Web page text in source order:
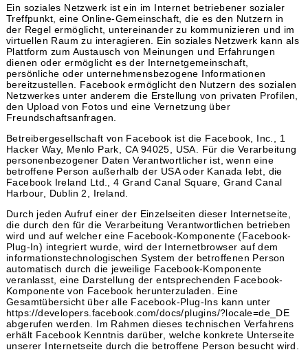
Ein soziales Netzwerk ist ein im Internet betriebener sozialer
Treffpunkt, eine Online-Gemeinschaft, die es den Nutzern in
der Regel ermöglicht, untereinander zu kommunizieren und im
virtuellen Raum zu interagieren. Ein soziales Netzwerk kann als
Plattform zum Austausch von Meinungen und Erfahrungen
dienen oder ermöglicht es der Internetgemeinschaft,
persönliche oder unternehmensbezogene Informationen
bereitzustellen. Facebook ermöglicht den Nutzern des sozialen
Netzwerkes unter anderem die Erstellung von privaten Profilen,
den Upload von Fotos und eine Vernetzung über
Freundschaftsanfragen.
Betreibergesellschaft von Facebook ist die Facebook, Inc., 1
Hacker Way, Menlo Park, CA 94025, USA. Für die Verarbeitung
personenbezogener Daten Verantwortlicher ist, wenn eine
betroffene Person außerhalb der USA oder Kanada lebt, die
Facebook Ireland Ltd., 4 Grand Canal Square, Grand Canal
Harbour, Dublin 2, Ireland.
Durch jeden Aufruf einer der Einzelseiten dieser Internetseite,
die durch den für die Verarbeitung Verantwortlichen betrieben
wird und auf welcher eine Facebook-Komponente (Facebook-
Plug-In) integriert wurde, wird der Internetbrowser auf dem
informationstechnologischen System der betroffenen Person
automatisch durch die jeweilige Facebook-Komponente
veranlasst, eine Darstellung der entsprechenden Facebook-
Komponente von Facebook herunterzuladen. Eine
Gesamtübersicht über alle Facebook-Plug-Ins kann unter
https://developers.facebook.com/docs/plugins/?locale=de_DE
abgerufen werden. Im Rahmen dieses technischen Verfahrens
erhält Facebook Kenntnis darüber, welche konkrete Unterseite
unserer Internetseite durch die betroffene Person besucht wird.